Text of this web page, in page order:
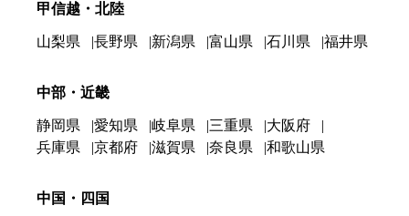
甲信越・北陸
山梨県 長野県 新潟県 富山県 石川県 福井県
中部・近畿
静岡県 愛知県 岐阜県 三重県
大阪府
兵庫県
京都府 滋賀県 奈良県 和歌山県
中国・四国